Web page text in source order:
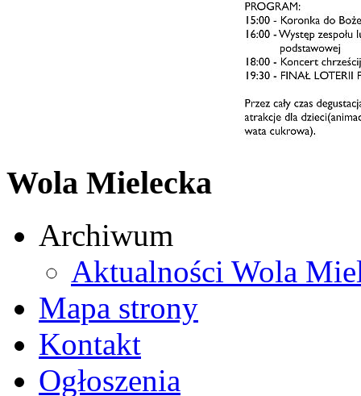
Wola Mielecka
Archiwum
Aktualności Wola
Mapa strony
Kontakt
Ogłoszenia